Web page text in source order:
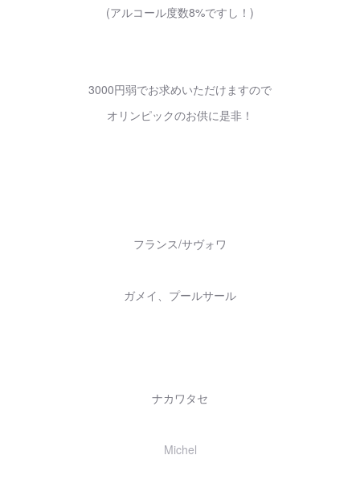
(アルコール度数8%ですし！)
3000円弱でお求めいただけますので
オリンピックのお供に是非！
フランス/サヴォワ
ガメイ、プールサール
ナカワタセ
Michel